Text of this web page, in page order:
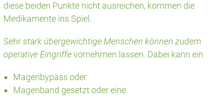
diese beiden Punkte nicht ausreichen, kommen die
Medikamente ins Spiel.
Sehrstark übergewichtige Menschen können zudem
operative Eingriffevornehmen lassen. Dabei kann ein
Magenbypass oder
Magenband gesetzt oder eine